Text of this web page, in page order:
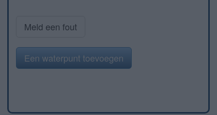
Meld een fout
Een waterpunt toevoegen